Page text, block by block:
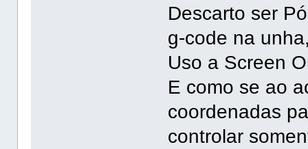
Descarto ser
g-code na
Uso a Screen
E como se ao
coordenadas
controlar